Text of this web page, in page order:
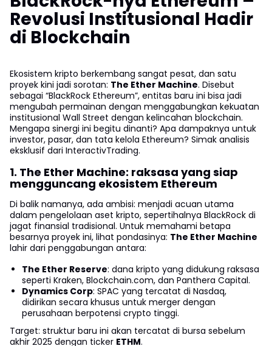
Revolusi Institusional Hadir
di Blockchain
Ekosistem kripto berkembang sangat pesat, dan satu
proyek kini jadi sorotan: The Ether Machine. Disebut
sebagai “BlackRock Ethereum”, entitas baru ini bisa jadi
mengubah permainan dengan menggabungkan kekuatan
institusional Wall Street dengan kelincahan blockchain.
Mengapa sinergi ini begitu dinanti? Apa dampaknya untuk
investor, pasar, dan tata kelola Ethereum? Simak analisis
eksklusif dari InteractivTrading.
1. The Ether Machine: raksasa yang siap
mengguncang ekosistem Ethereum
Di balik namanya, ada ambisi: menjadi acuan utama
dalam pengelolaan aset kripto, sepertihalnya BlackRock di
jagat finansial tradisional. Untuk memahami betapa
besarnya proyek ini, lihat pondasinya: The Ether Machine
lahir dari penggabungan antara:
The Ether Reserve: dana kripto yang didukung raksasa
seperti Kraken, Blockchain.com, dan Panthera Capital.
Dynamics Corp: SPAC yang tercatat di Nasdaq,
didirikan secara khusus untuk merger dengan
perusahaan berpotensi crypto tinggi.
Target: struktur baru ini akan tercatat di bursa sebelum
akhir 2025 dengan ticker ETHM.